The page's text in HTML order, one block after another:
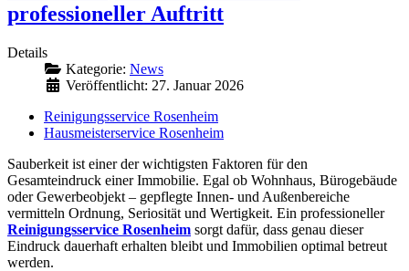
professioneller Auftritt
Details
Kategorie: News
Veröffentlicht: 27. Januar 2026
Reinigungsservice Rosenheim
Hausmeisterservice Rosenheim
Sauberkeit ist einer der wichtigsten Faktoren für den
Gesamteindruck einer Immobilie. Egal ob Wohnhaus, Bürogebäude
oder Gewerbeobjekt – gepflegte Innen- und Außenbereiche
vermitteln Ordnung, Seriosität und Wertigkeit. Ein professioneller
Reinigungsservice Rosenheim sorgt dafür, dass genau dieser
Eindruck dauerhaft erhalten bleibt und Immobilien optimal betreut
werden.